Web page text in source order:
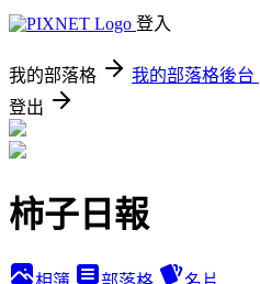
登入
我的部落格 我的部落格後台
登出
柿子日報